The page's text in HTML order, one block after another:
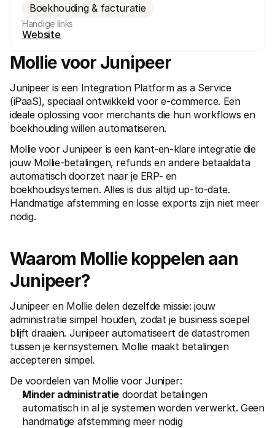
Boekhouding & facturatie
Handige links
Website
Mollie voor Junipeer
Junipeer is een Integration Platform as a Service
(iPaaS), speciaal ontwikkeld voor e-commerce. Een
ideale oplossing voor merchants die hun workflows en
boekhouding willen automatiseren.
Mollie voor Junipeer is een kant-en-klare integratie die
jouw Mollie-betalingen, refunds en andere betaaldata
automatisch doorzet naar je ERP- en
boekhoudsystemen. Alles is dus altijd up-to-date.
Handmatige afstemming en losse exports zijn niet meer
nodig.
Waarom Mollie koppelen aan
Junipeer?
Junipeer en Mollie delen dezelfde missie: jouw
administratie simpel houden, zodat je business soepel
blijft draaien. Junipeer automatiseert de datastromen
tussen je kernsystemen. Mollie maakt betalingen
accepteren simpel.
De voordelen van Mollie voor Juniper:
Minder administratie doordat betalingen
automatisch in al je systemen worden verwerkt. Geen
handmatige afstemming meer nodig
Technische documentatie
Portaal voor developers
Ontdek documentatie en updates voor developers
Libraries
Integreer Mollie met kant-en-klare pakketten
Word lid van onze developer community Blij
Over Mollie
Prijzen
Bekijk onze tarieven
Over ons
Maak kennis met ons verhaal en
onze waarden
Nieuws
Kom werken bij Mollie. Ontdek de
vacatures!
Contact
Voor consumenten
Voor Mollie-klanten
Neem contact op met Customer Support
Contact met sales
Ontdek hoe we jouw bedrijf kunnen helpen